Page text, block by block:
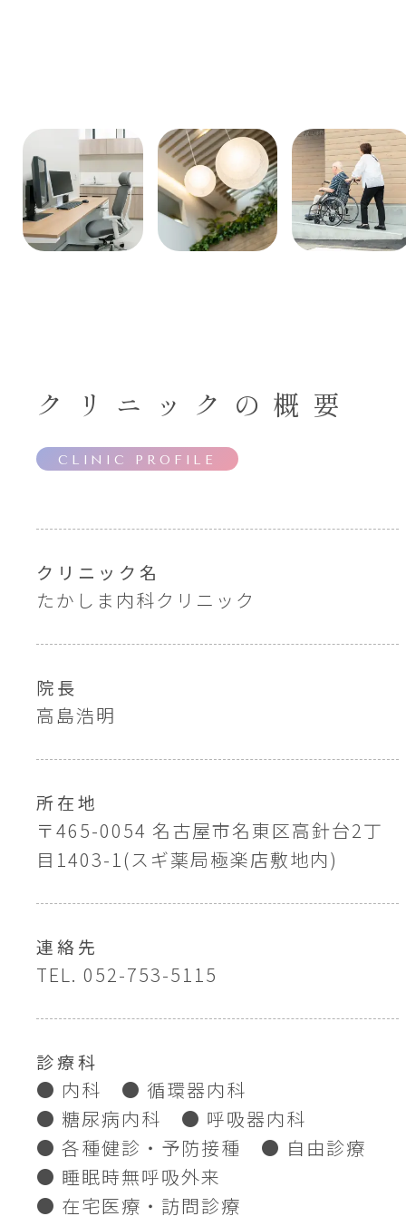
クリニックの概要
CLINIC PROFILE
クリニック名
たかしま内科クリニック
院長
高島浩明
所在地
〒465-0054 名古屋市名東区高針台2丁
目1403-1(スギ薬局極楽店敷地内)
連絡先
TEL. 052-753-5115
診療科
● 内科 ● 循環器内科
● 糖尿病内科 ● 呼吸器内科
● 各種健診・予防接種 ● 自由診療
● 睡眠時無呼吸外来
● 在宅医療・訪問診療